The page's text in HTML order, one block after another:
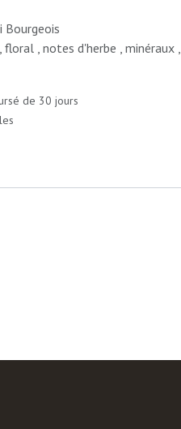
Bourgeois
floral , notes d'herbe , minéraux ,
de 30 jours